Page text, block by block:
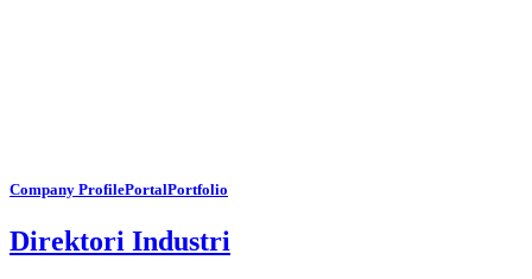
Company ProfilePortalPortfolio
Direktori Industri